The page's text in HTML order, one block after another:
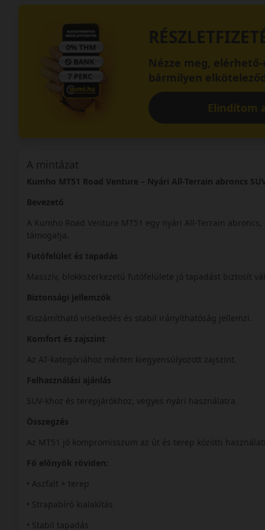
Nézze meg,
bármilyen
Elindítom
A mintázat
Kumho MT51 Road Venture – Nyári All-Terrain abroncs
Bevezető
A Kumho Road Venture MT51 egy nyári All-Terrain
támogatja.
Futófelület és tapadás
Masszív, blokkszerkezetű futófelülete jó tapadást biztosít
Biztonsági jellemzők
Kiszámítható viselkedés és stabil irányíthatóság jellemzi.
Komfort és zajszint
Az AT-kategóriához mérten kiegyensúlyozott zajszint.
Felhasználási ajánlás
SUV-khoz és terepjárókhoz, vegyes nyári használatra.
Összegzés
Az MT51 jó kompromisszum az út és terep közötti
Fő előnyök röviden:
• Aszfalt + terep
• Strapabíró kialakítás
• Stabil tapadás